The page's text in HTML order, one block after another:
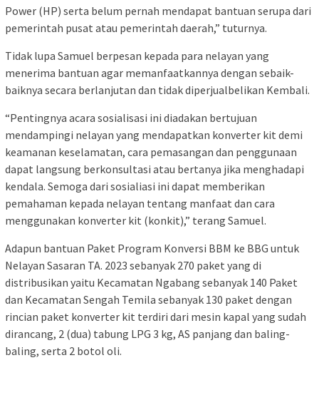
Power (HP) serta belum pernah mendapat bantuan serupa dari
pemerintah pusat atau pemerintah daerah,” tuturnya.
Tidak lupa Samuel berpesan kepada para nelayan yang
menerima bantuan agar memanfaatkannya dengan sebaik-
baiknya secara berlanjutan dan tidak diperjualbelikan Kembali.
“Pentingnya acara sosialisasi ini diadakan bertujuan
mendampingi nelayan yang mendapatkan konverter kit demi
keamanan keselamatan, cara pemasangan dan penggunaan
dapat langsung berkonsultasi atau bertanya jika menghadapi
kendala. Semoga dari sosialiasi ini dapat memberikan
pemahaman kepada nelayan tentang manfaat dan cara
menggunakan konverter kit (konkit),” terang Samuel.
Adapun bantuan Paket Program Konversi BBM ke BBG untuk
Nelayan Sasaran TA. 2023 sebanyak 270 paket yang di
distribusikan yaitu Kecamatan Ngabang sebanyak 140 Paket
dan Kecamatan Sengah Temila sebanyak 130 paket dengan
rincian paket konverter kit terdiri dari mesin kapal yang sudah
dirancang, 2 (dua) tabung LPG 3 kg, AS panjang dan baling-
baling, serta 2 botol oli.